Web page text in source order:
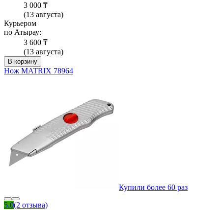
3 000 ₸
(13 августа)
Курьером
по Атырау:
3 600 ₸
(13 августа)
В корзину
Нож MATRIX 78964
Купили более 60 раз
5.0(2 отзыва)